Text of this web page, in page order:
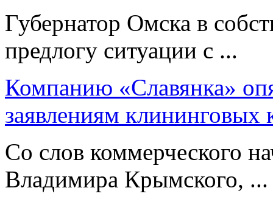
Губернатор Омска в
предлогу ситуации с ...
Компанию «Славянка»
заявлениям
Со слов коммерческого
Владимира Крымского, ...